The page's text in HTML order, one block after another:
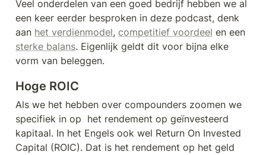
Veel onderdelen van een goed bedrijf hebben we al
een keer eerder besproken in deze podcast, denk
aan het verdienmodel, competitief voordeel
sterke balans. Eigenlijk geldt dit voor bijna elke
vorm van beleggen.
Hoge ROIC
Als we het hebben over compounders zoomen we
specifiek in op  het rendement op geïnvesteerd
kapitaal. In het Engels ook wel Return On Invested
Capital (ROIC). Dat is het rendement op het geld